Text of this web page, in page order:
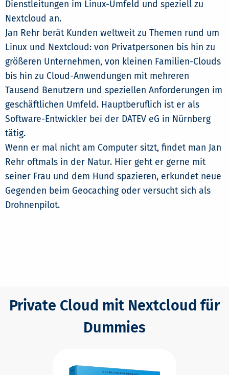
Dienstleitungen im Linux-Umfeld und speziell zu
Nextcloud an.
Jan Rehr berät Kunden weltweit zu Themen rund um
Linux und Nextcloud: von Privatpersonen bis hin zu
größeren Unternehmen, von kleinen Familien-Clouds
bis hin zu Cloud-Anwendungen mit mehreren
Tausend Benutzern und speziellen Anforderungen im
geschäftlichen Umfeld. Hauptberuflich ist er als
Software-Entwickler bei der DATEV eG in Nürnberg
tätig.
Wenn er mal nicht am Computer sitzt, findet man Jan
Rehr oftmals in der Natur. Hier geht er gerne mit
seiner Frau und dem Hund spazieren, erkundet neue
Gegenden beim Geocaching oder versucht sich als
Drohnenpilot.
Private Cloud mit Nextcloud für
Dummies